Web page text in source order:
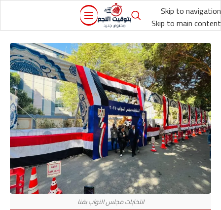
Skip to navigation
Skip to main content